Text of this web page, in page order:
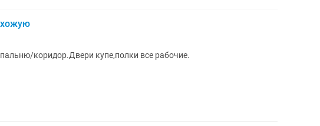
коридор.Двери купе,полки все рабочие.